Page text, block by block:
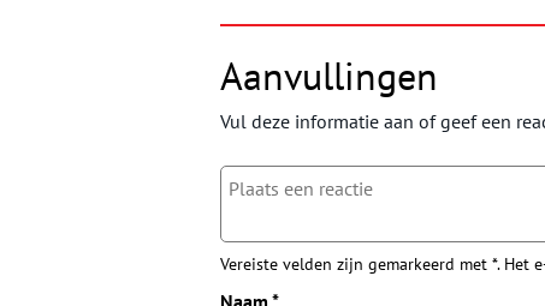
Aanvullingen
Vul deze informatie aan of geef een
Vereiste velden zijn gemarkeerd met *. Het